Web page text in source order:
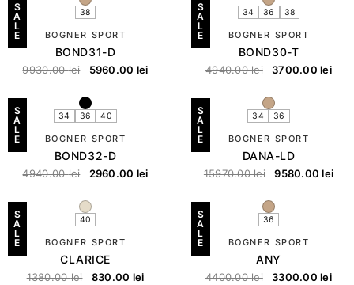
S
A
L
E
38
BOGNER SPORT
BOND31-D
9930.00lei 5960.00 lei
S
A
L
E
34 36 38
BOGNER SPORT
BOND30-T
4940.00lei 3700.00lei
S
A
L
E
34 36 40
BOGNER SPORT
BOND32-D
4940.00lei 2960.00 lei
S
A
L
E
34 36
BOGNER SPORT
DANA-LD
15970.00lei 9580.00lei
S
A
L
E
40
BOGNER SPORT
CLARICE
1380.00lei 830.00 lei
S
A
L
E
36
BOGNER SPORT
ANY
4400.00lei 3300.00lei